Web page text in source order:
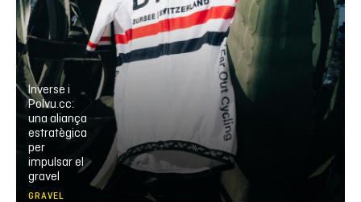
Inverse i
Polvu.cc:
una aliança
estratègica
per
impulsar el
gravel
GRAVEL